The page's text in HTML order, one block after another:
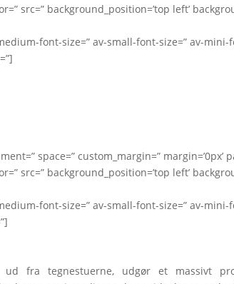
src=” background_position=’top left’
font-size=” av-small-font-size=” av-mini-
space=” custom_margin=” margin=’0px’
src=” background_position=’top left’
font-size=” av-small-font-size=” av-mini-
fra tegnestuerne, udgør et massivt